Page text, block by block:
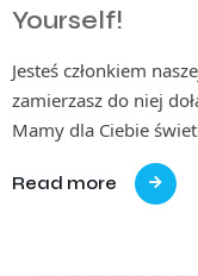
Yourself!
Jesteś członkiem
zamierzasz do niej
Mamy dla Ciebie
Read more